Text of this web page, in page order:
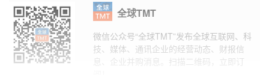
全球TMT
微信公众号“全球TMT”发布全球互联网、科
技、媒体、通讯企业的经营动态、财报信
息、企业并购消息。扫描二维码，立即订